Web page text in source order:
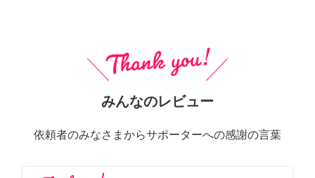
みんなのレビュー
依頼者のみなさまからサポーターへの感謝の言葉